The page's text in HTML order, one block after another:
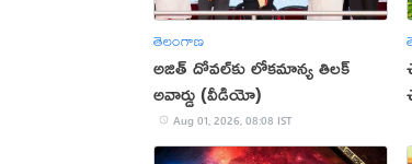
తెలంగాణ
అజిత్ దోవ‌ల్‌కు లోక‌మాన్య‌ తిల‌క్
అవార్డు (వీడియో)
Aug 01, 2026, 08:08 IST